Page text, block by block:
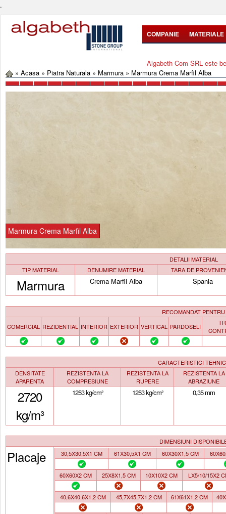
.
COMPANIE MATERIALE
Algabeth Com SRL este
» Acasa » Piatra Naturala » Marmura » Marmura Crema Marfil Alba
Marmura Crema Marfil Alba
DETALII MATERIAL
TIP MATERIAL
DENUMIRE MATERIAL TARA DE
Marmura Crema Marfil Alba Spania
RECOMANDAT PENTRU
COMERCIAL
REZIDENTIAL INTERIOR EXTERIOR VERTICAL PARDOSELI
CARACTERISTICI
DENSITATE
APARENTA
REZISTENTA LA
COMPRESIUNE
REZISTENTA LA
RUPERE
REZISTENTA LA
ABRAZIUNE
2720
kg/m³
1253 kg/cm² 1253 kg/cm² 0,35 mm
DIMENSIUNI
Placaje 30,5X30,5X1 CM 61X30,5X1 CM 60X30X1,5 CM
60X60X2 CM 25X8X1,5 CM 10X10X2 CM LX5/10/15X2
40,6X40,6X1,2 CM 45,7X45,7X1,2 CM 61X61X1,2 CM